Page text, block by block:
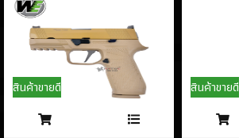
สินค้าขายดี สินค้าขายดี